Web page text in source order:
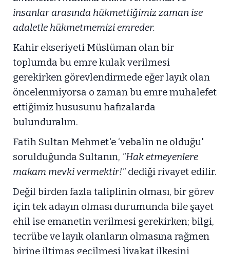
insanlar arasında hükmettiğimiz zaman ise
adaletle hükmetmemizi emreder.
Kahir ekseriyeti Müslüman olan bir
toplumda bu emre kulak verilmesi
gerekirken görevlendirmede eğer layık olan
öncelenmiyorsa o zaman bu emre muhalefet
ettiğimiz hususunu hafızalarda
bulunduralım.
Fatih Sultan Mehmet'e ‘vebalin ne olduğu'
sorulduğunda Sultanın, "Hak etmeyenlere
makam mevki vermektir!" dediği rivayet edilir.
Değil birden fazla taliplinin olması, bir görev
için tek adayın olması durumunda bile şayet
ehil ise emanetin verilmesi gerekirken; bilgi,
tecrübe ve layık olanların olmasına rağmen
birine iltimas geçilmesi liyakat ilkesini